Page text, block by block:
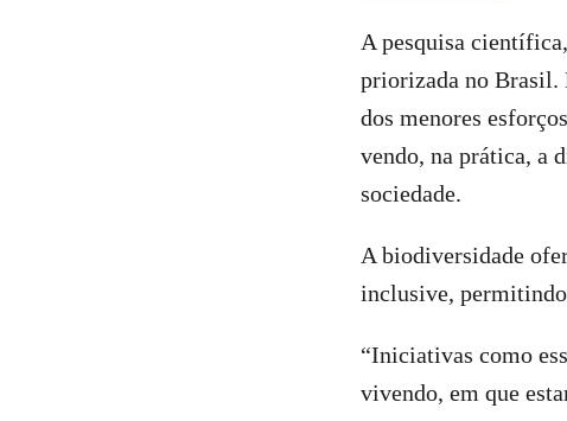
A pesquisa
priorizada no Brasil.
dos menores
vendo, na prática, a
sociedade.
A biodiversidade
inclusive, permitindo
“Iniciativas como
vivendo, em que